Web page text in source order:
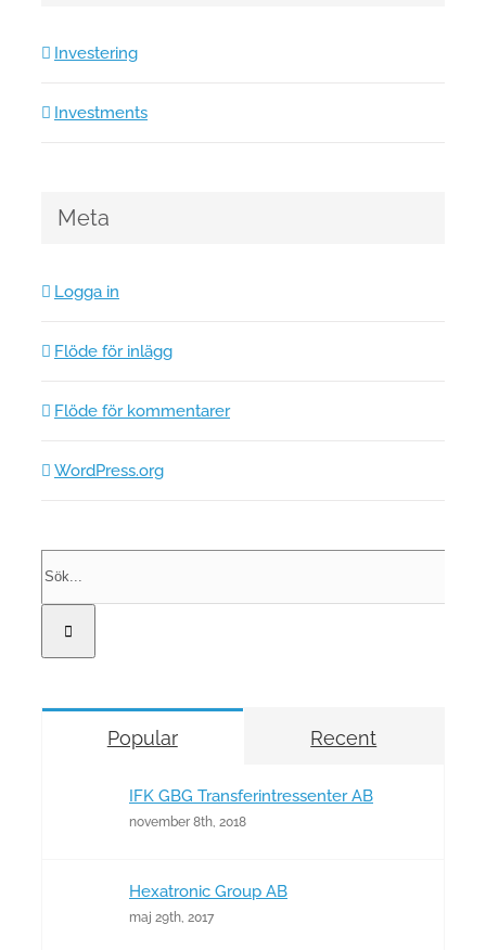
Investering
Investments
Meta
Logga in
Flöde för inlägg
Flöde för kommentarer
WordPress.org
Sök
efter:
Popular Recent
IFK GBG Transferintressenter AB
november 8th, 2018
Hexatronic Group AB
maj 29th, 2017